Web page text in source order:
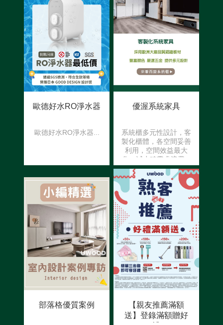
歐德好水RO淨水器
歐德好水RO淨水器...
優渥系統家具
系統櫃多元性設計，客
製化櫃體，各空間妥善
利用，空間效益最大
化，減少畸零處浪費...
部落格優質案例
【親友推薦滿額
送】登錄滿額贈好